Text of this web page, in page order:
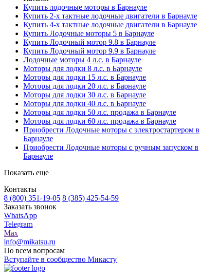
Купить лодочные моторы в Барнауле
Купить 2-х тактные лодочные двигатели в Барнауле
Купить 4-х тактные лодочные двигатели в Барнауле
Купить Лодочные моторы 5 в Барнауле
Купить Лодочный мотор 9.8 в Барнауле
Купить Лодочный мотор 9.9 в Барнауле
Лодочные моторы 4 л.с. в Барнауле
Моторы для лодки 8 л.с. в Барнауле
Моторы для лодки 15 л.с. в Барнауле
Моторы для лодки 20 л.с. в Барнауле
Моторы для лодки 30 л.с. в Барнауле
Моторы для лодки 40 л.с. в Барнауле
Моторы для лодки 50 л.с. продажа в Барнауле
Моторы для лодки 60 л.с. продажа в Барнауле
Приобрести Лодочные моторы с электростартером в
Барнауле
Приобрести Лодочные моторы с ручным запуском в
Барнауле
Показать еще
Контакты
8 (800) 351-19-05 8 (385) 425-54-59
Заказать звонок
WhatsApp
Telegram
Max
info@mikatsu.ru
По всем вопросам
Вступайте в сообщество Микасту